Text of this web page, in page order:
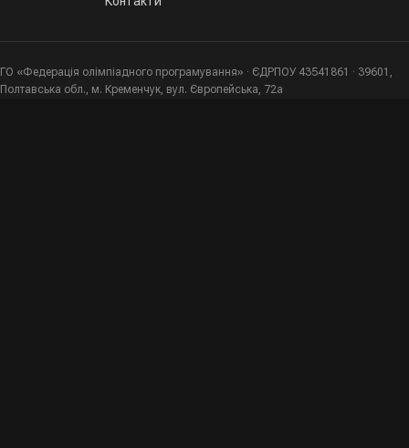
ГО «Федерація олімпіадного програмування» · ЄДРПОУ 43541861 · 39601,
Полтавська обл., м. Кременчук, вул. Європейська, 72а